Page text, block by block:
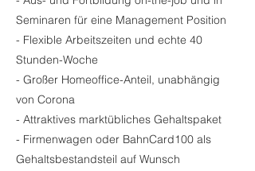
Seminaren für eine Management Position
- Flexible Arbeitszeiten und echte 40
Stunden-Woche
- Großer Homeoffice-Anteil, unabhängig
von Corona
- Attraktives marktübliches Gehaltspaket
- Firmenwagen oder BahnCard100 als
Gehaltsbestandsteil auf Wunsch